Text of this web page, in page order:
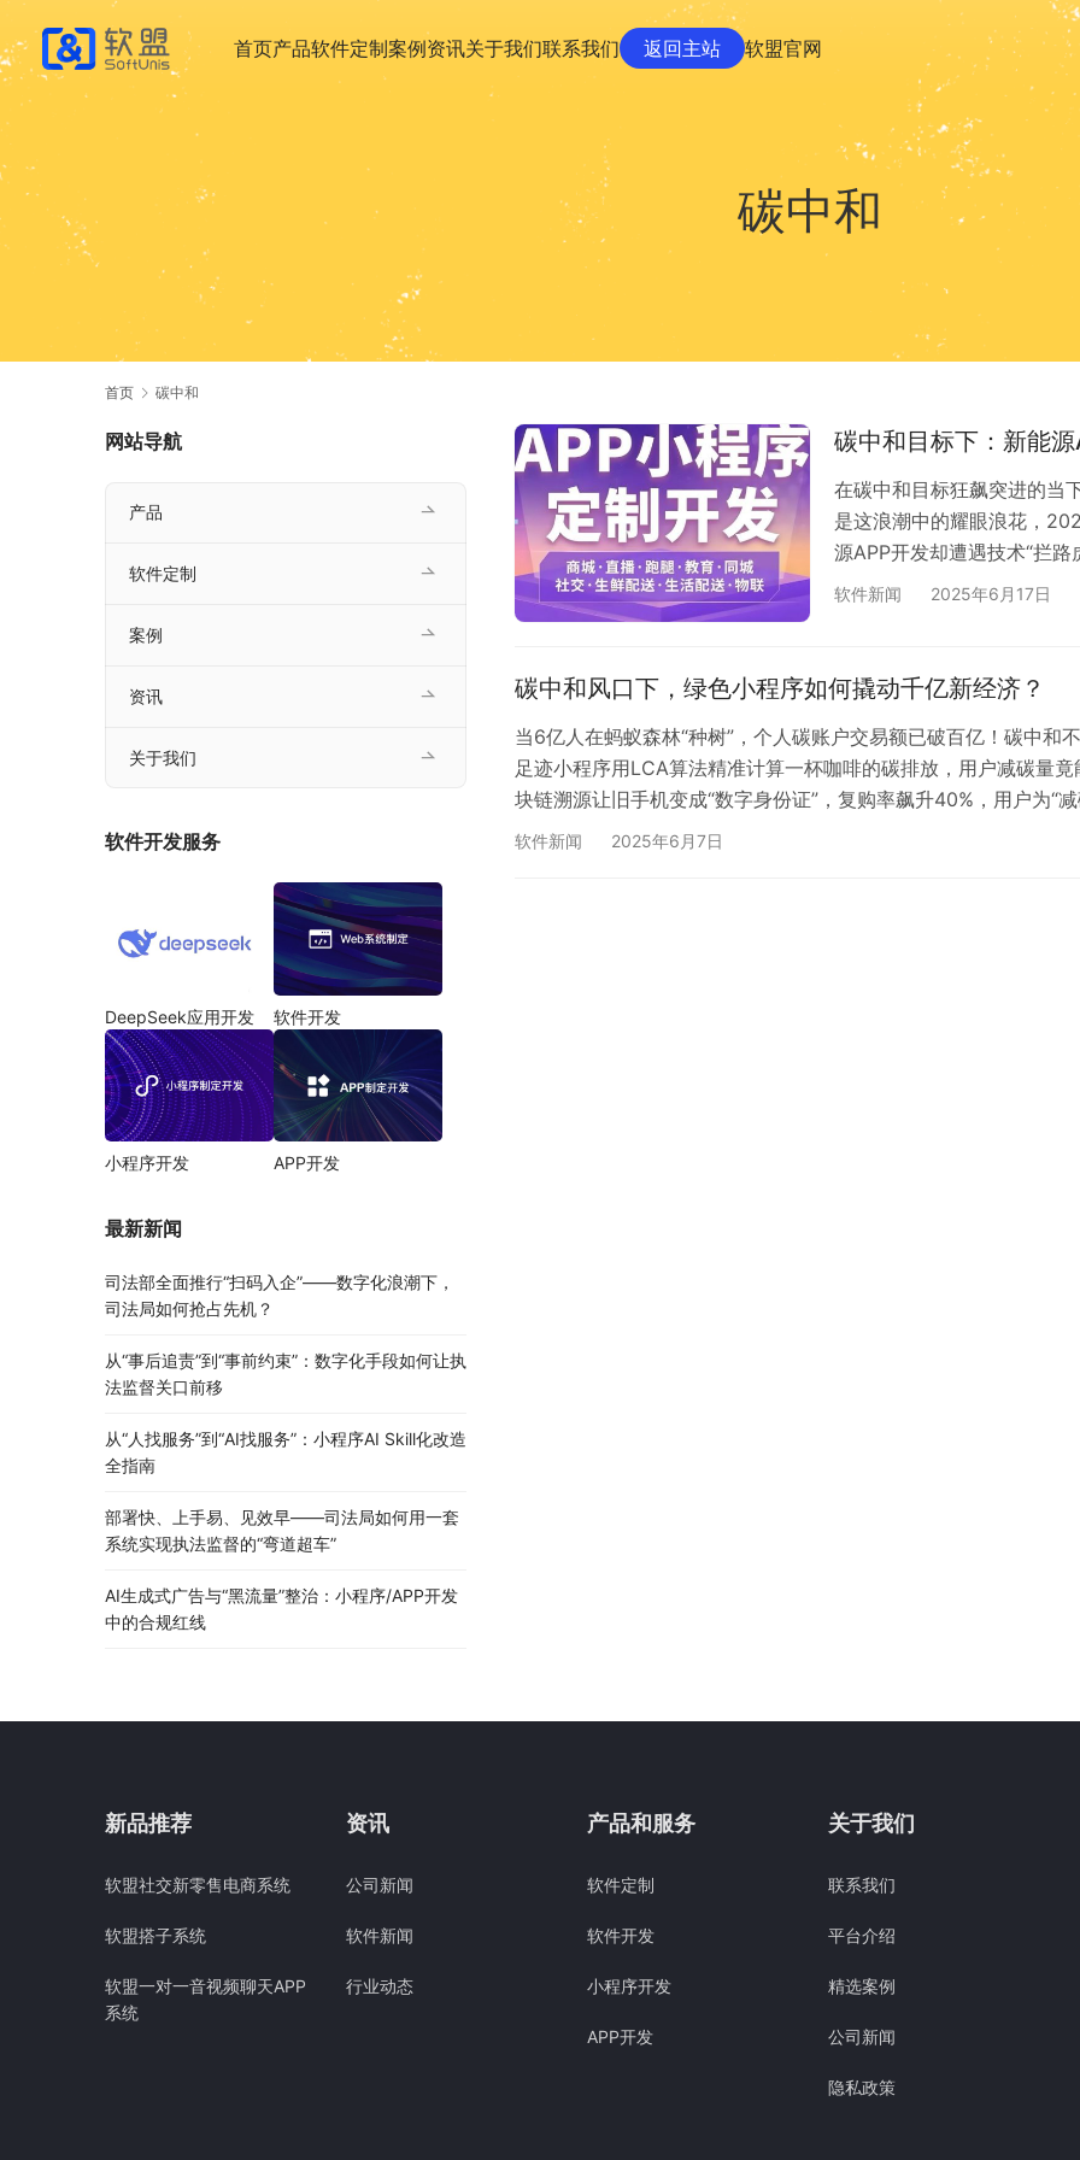
首页产品软件定制案例资讯关于我们联系我们 返回主站 软盟官网
碳中和
首页 碳中和
碳中和目标下：新能
在碳中和目标狂飙突进的当
是这浪潮中的耀眼浪花，
源APP开发却遭遇技术“拦
类APP地图渲染精度欠佳、
们一同见证这辉煌时刻！
软件新闻 2025年6月17日
碳中和风口下，绿色小程序如何撬动千亿新经济？
当6亿人在蚂蚁森林“种树”，个人碳账户交易额已破百亿！碳中和
足迹小程序用LCA算法精准计算一杯咖啡的碳排放，用户减碳量
块链溯源让旧手机变成“数字身份证”，复购率飙升40%，用户为“
“绿色生活宇宙”，用三合一小程序垄断80%的绿色场景，还把用
软件新闻 2025年6月7日
网站导航
产品
软件定制
案例
资讯
关于我们
软件开发服务
DeepSeek应用开发 软件开发
小程序开发 APP开发
最新新闻
司法部全面推行“扫码入企”——数字化浪潮下，
司法局如何抢占先机？
从“事后追责”到“事前约束”：数字化手段如何让执
法监督关口前移
从“人找服务”到“AI找服务”：小程序AI Skill化改造
全指南
部署快、上手易、见效早——司法局如何用一套
系统实现执法监督的“弯道超车”
AI生成式广告与“黑流量”整治：小程序/APP开发
中的合规红线
新品推荐
软盟社交新零售电商系统
软盟搭子系统
软盟一对一音视频聊天APP
系统
资讯
公司新闻
软件新闻
行业动态
产品和服务
软件定制
软件开发
小程序开发
APP开发
关于我们
联系我们
平台介绍
精选案例
公司新闻
隐私政策